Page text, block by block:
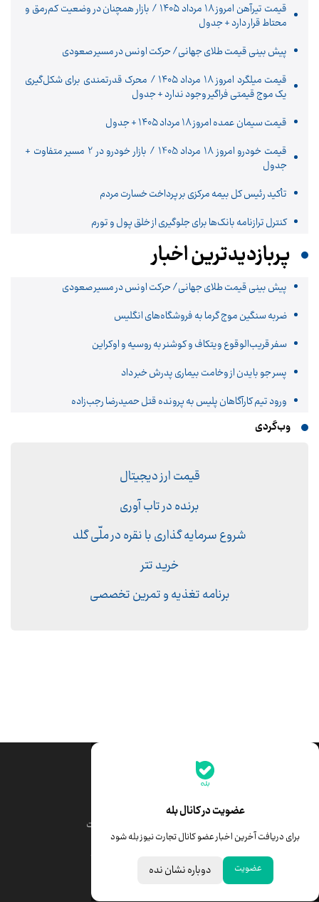
قیمت تیرآهن امروز ۱۸ مرداد ۱۴۰۵ / بازار همچنان در وضعیت کم‌رمق و
محتاط قرار دارد + جدول
پیش بینی قیمت طلای جهانی/ حرکت اونس در مسیر صعودی
قیمت میلگرد امروز ۱۸ مرداد ۱۴۰۵ / محرک قدرتمندی برای شکل‌گیری
یک موج قیمتی فراگیر وجود ندارد + جدول
قیمت سیمان عمده امروز 18 مرداد ۱۴۰۵ + جدول
قیمت خودرو امروز 18 مرداد 1405 / بازار خودرو در 2 مسیر متفاوت +
جدول
تأکید رئیس کل بیمه مرکزی بر پرداخت خسارت مردم
کنترل ترازنامه بانک‌ها برای جلوگیری از خلق پول و تورم
پربازدیدترین اخبار
پیش بینی قیمت طلای جهانی/ حرکت اونس در مسیر صعودی
ضربه سنگین موج گرما به فروشگاه‌های انگلیس
سفر قریب‌الوقوع ویتکاف و کوشنر به روسیه و اوکراین
پسر جو بایدن از وخامت بیماری پدرش خبر داد
ورود تیم کارآگاهان پلیس به پرونده قتل حمیدرضا رجب‌زاده
وب‌گردی
قیمت ارز دیجیتال
برنده در تاب آوری
شروع سرمایه گذاری با نقره در ملّی گلد
خرید تتر
برنامه تغذیه و تمرین تخصصی
عضویت در کانال بله
برای دریافت آخرین اخبار عضو کانال تجارت نیوز بله شود
عضویت دوباره نشان نده
جدیدترین قیمت‌ها
قیمت درهم امارات
خبرهای مهم